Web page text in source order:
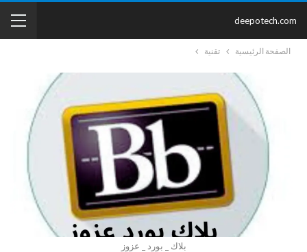
deepotech.com
الصفحة الرئيسية تقنية
بلاك _ بورد _ عزوز